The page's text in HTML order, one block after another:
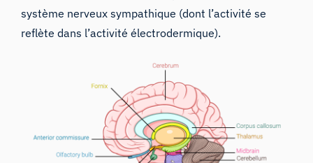
système nerveux sympathique (dont l’activité se
reflète dans l’activité électrodermique).